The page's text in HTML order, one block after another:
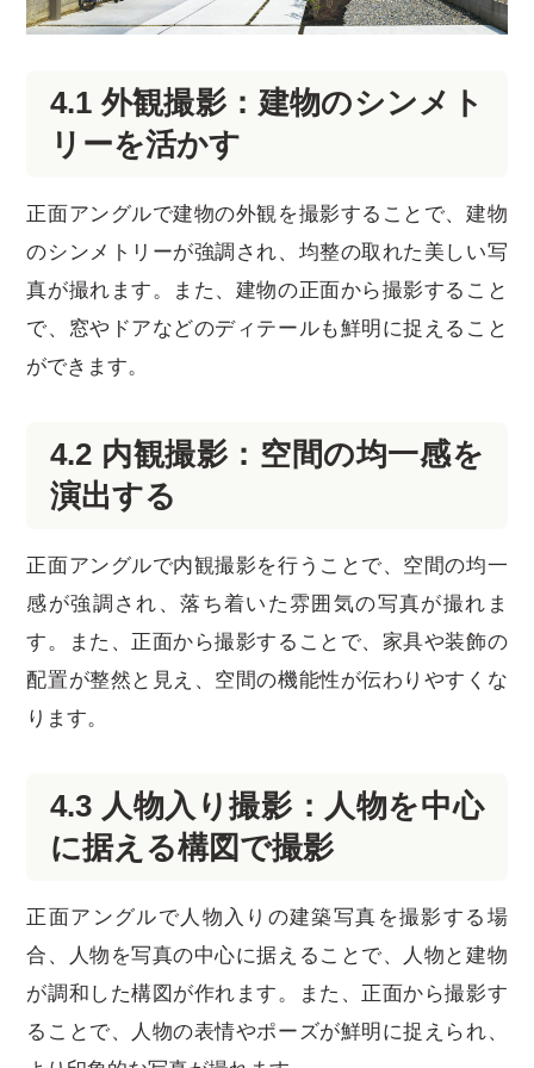
4.1 外観撮影：建物のシンメト
リーを活かす
正面アングルで建物の外観を撮影することで、建物
のシンメトリーが強調され、均整の取れた美しい写
真が撮れます。また、建物の正面から撮影すること
で、窓やドアなどのディテールも鮮明に捉えること
ができます。
4.2 内観撮影：空間の均一感を
演出する
正面アングルで内観撮影を行うことで、空間の均一
感が強調され、落ち着いた雰囲気の写真が撮れま
す。また、正面から撮影することで、家具や装飾の
配置が整然と見え、空間の機能性が伝わりやすくな
ります。
4.3 人物入り撮影：人物を中心
に据える構図で撮影
正面アングルで人物入りの建築写真を撮影する場
合、人物を写真の中心に据えることで、人物と建物
が調和した構図が作れます。また、正面から撮影す
ることで、人物の表情やポーズが鮮明に捉えられ、